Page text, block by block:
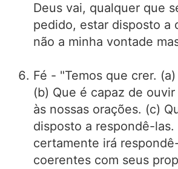
Deus vai, qualquer que
pedido, estar disposto a
não a minha vontade mas
Fé - "Temos que crer.
(b) Que é capaz de
às nossas orações. (c)
disposto a respondê-las.
certamente irá
coerentes com seus